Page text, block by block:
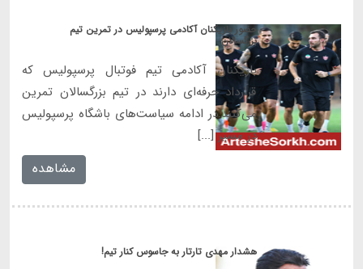
حضور بازیکنان آکادمی پرسپولیس در تمرین تیم
بزرگسالان
بازیکنان آکادمی تیم فوتبال پرسپولیس که
قرارداد حرفه‌ای دارند در تیم بزرگسالان تمرین
می‌کنند.در ادامه سیاست‌های باشگاه پرسپولیس
در مسیر [...]
مشاهده
هشدار مهدی تارتار به جاسوس کنار تیم!